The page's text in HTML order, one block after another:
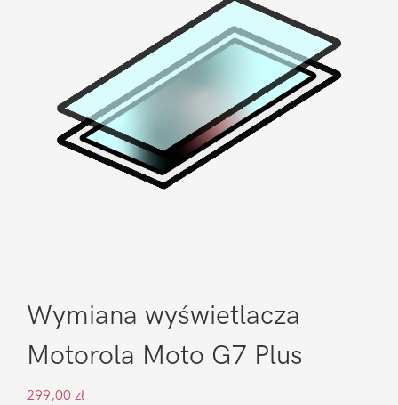
Wymiana wyświetlacza
Motorola Moto G7 Plus
299,00 zł